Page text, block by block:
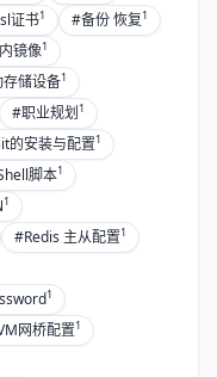
证书1 #备份 恢复1
镜像1
储设备1
#职业规划1
的安装与配置1
脚本1
1
#Redis 主从配置1
1
网桥配置1